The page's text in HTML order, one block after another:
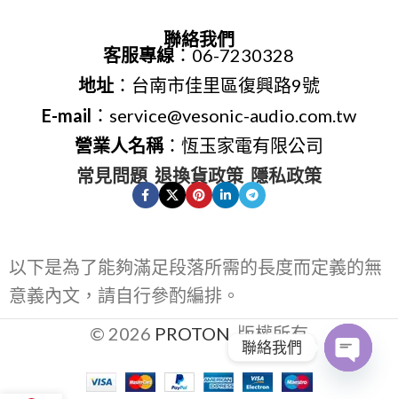
聯絡我們
客服專線：06-7230328
地址：台南市佳里區復興路9號
E-mail ：service@vesonic-audio.com.tw
營業人名稱：恆玉家電有限公司
常見問題 退換貨政策 隱私政策
以下是為了能夠滿足段落所需的長度而定義的無
意義內文，請自行參酌編排。
© 2026 PROTON . 版權所有
聯絡我們